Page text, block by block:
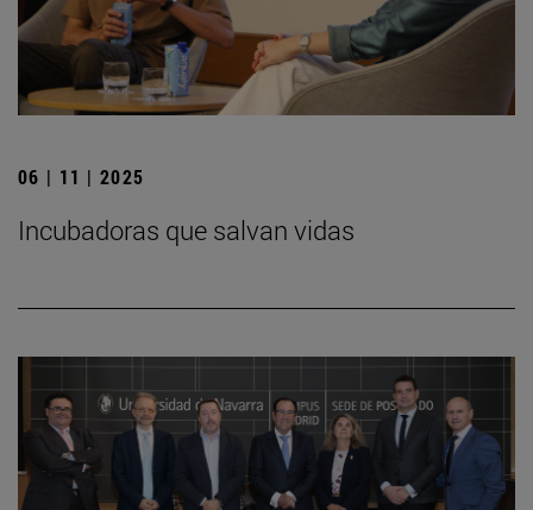
06 | 11 | 2025
Incubadoras que salvan vidas